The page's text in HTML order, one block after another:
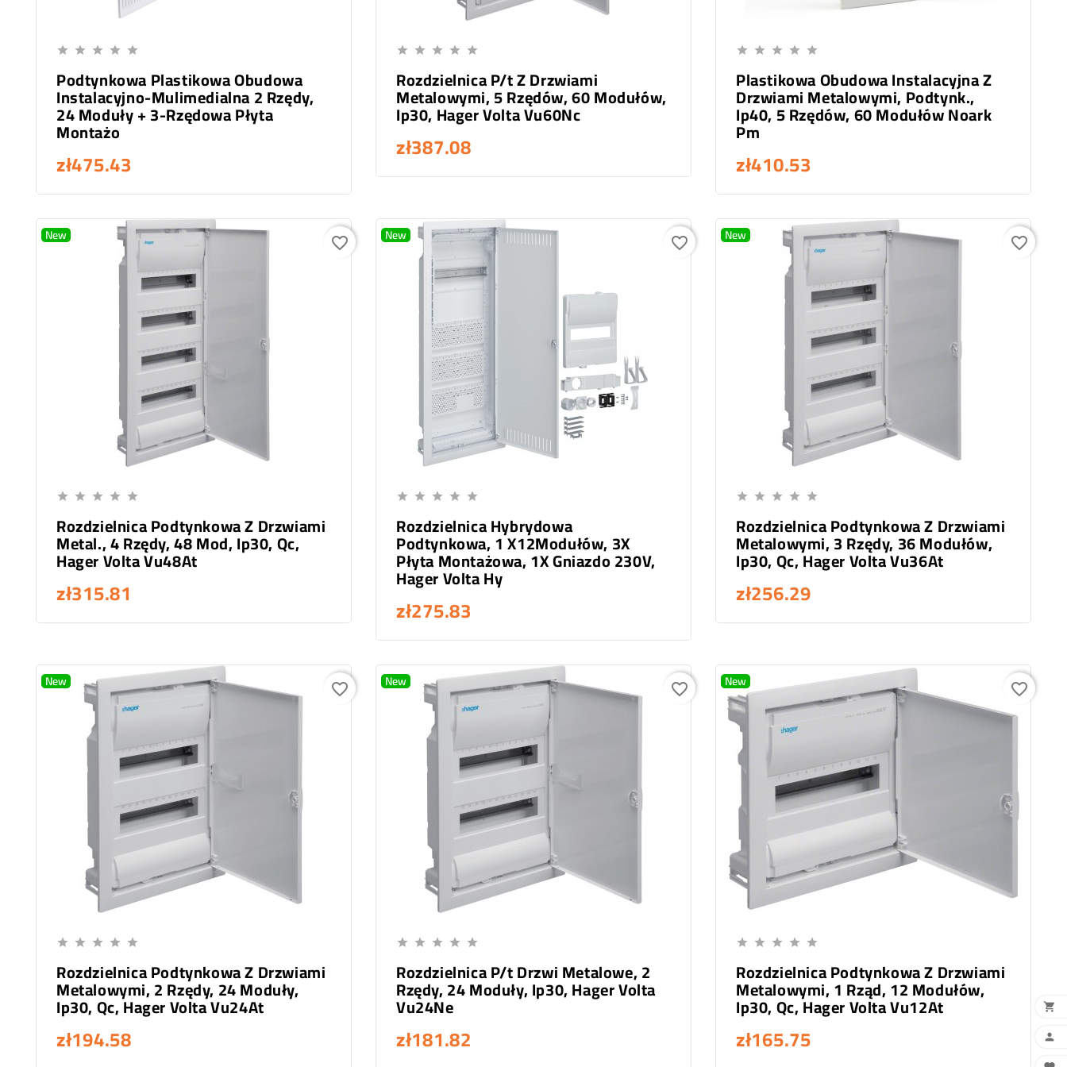
    
Podtynkowa Plastikowa Obudowa
Instalacyjno-Mulimedialna 2 Rzędy,
24 Moduły + 3-Rzędowa Płyta
Montażo
zł475.43
    
Rozdzielnica P/t Z Drzwiami
Metalowymi, 5 Rzędów, 60 Modułów,
Ip30, Hager Volta Vu60Nc
zł387.08
    
Plastikowa Obudowa Instalacyjna Z
Drzwiami Metalowymi, Podtynk.,
Ip40, 5 Rzędów, 60 Modułów Noark
Pm
zł410.53
New
    
Rozdzielnica Podtynkowa Z Drzwiami
Metal., 4 Rzędy, 48 Mod, Ip30, Qc,
Hager Volta Vu48At
zł315.81
favorite_border New
    
Rozdzielnica Hybrydowa
Podtynkowa, 1 X12Modułów, 3X
Płyta Montażowa, 1X Gniazdo 230V,
Hager Volta Hy
zł275.83
favorite_border New
    
Rozdzielnica Podtynkowa Z Drzwiami
Metalowymi, 3 Rzędy, 36 Modułów,
Ip30, Qc, Hager Volta Vu36At
zł256.29
favorite_border
New
    
Rozdzielnica Podtynkowa Z Drzwiami
Metalowymi, 2 Rzędy, 24 Moduły,
Ip30, Qc, Hager Volta Vu24At
zł194.58
favorite_border New
    
Rozdzielnica P/t Drzwi Metalowe, 2
Rzędy, 24 Moduły, Ip30, Hager Volta
Vu24Ne
zł181.82
favorite_border New
    
Rozdzielnica Podtynkowa Z Drzwiami
Metalowymi, 1 Rząd, 12 Modułów,
Ip30, Qc, Hager Volta Vu12At
zł165.75
favorite_border

